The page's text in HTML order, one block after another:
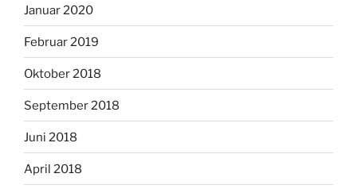
Januar 2020
Februar 2019
Oktober 2018
September 2018
Juni 2018
April 2018